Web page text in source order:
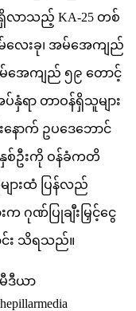
လာသည့် KA-25 တစ်
လေးခု၊ အမ်အေကျည်
မ်အေကျည် ၅၉ တောင့်
နှံရာ တာဝန်ရှိသူများ
ာက် ဥပဒေဘောင်
စ်ဦးကို ဝန်ခံကတိ
ားထံ ပြန်လည်
က ဂုဏ်ပြုချီးမြှင့်ငွေ
င်း သိရသည်။
မီဒီယာ